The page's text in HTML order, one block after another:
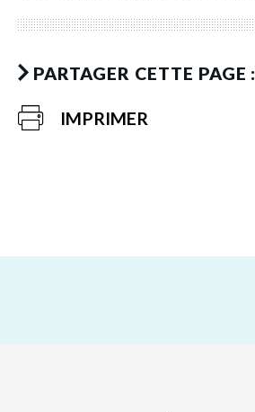
PARTAGER CETTE PAGE :
IMPRIMER